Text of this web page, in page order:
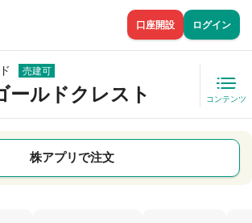
口座開設 ログイン
売建可
ールドクレスト コンテンツ
株アプリで注文